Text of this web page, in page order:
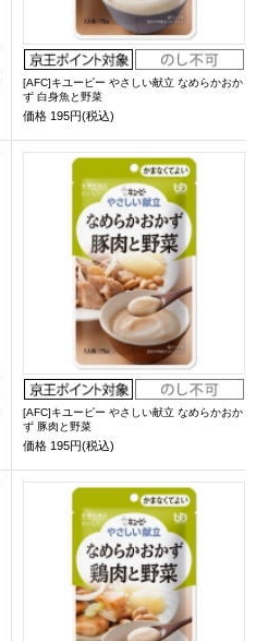
[AFC]キユーピー やさしい献立 なめらかおか
ず 白身魚と野菜
価格 195円(税込)
[AFC]キユーピー やさしい献立 なめらかおか
ず 豚肉と野菜
価格 195円(税込)